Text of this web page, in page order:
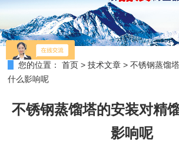
您的位置： 首页 >技术文章 >不锈钢蒸馏
什么影响呢
不锈钢蒸馏塔的安装对精
影响呢